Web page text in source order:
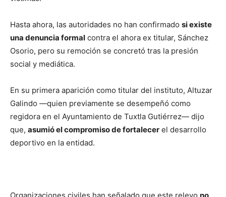
Hasta ahora, las autoridades no han confirmado si existe
una denuncia formal contra el ahora ex titular, Sánchez
Osorio, pero su remoción se concretó tras la presión
social y mediática.
En su primera aparición como titular del instituto, Altuzar
Galindo —quien previamente se desempeñó como
regidora en el Ayuntamiento de Tuxtla Gutiérrez— dijo
que, asumió el compromiso de fortalecer el desarrollo
deportivo en la entidad.